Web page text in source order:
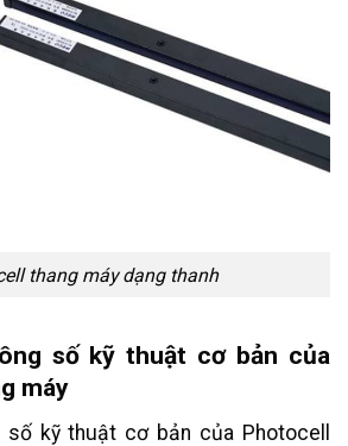
thang máy dạng thanh
số kỹ thuật cơ bản của
máy
kỹ thuật cơ bản của Photocell